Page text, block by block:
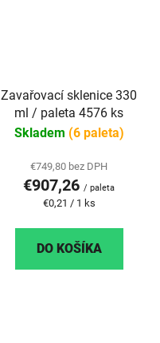
Zavařovací sklenice 330
ml / paleta 4576 ks
Skladem (6 paleta)
€749,80 bez DPH
€907,26 / paleta
Jednotková
€0,21 / 1 ks
DO KOŠÍKA